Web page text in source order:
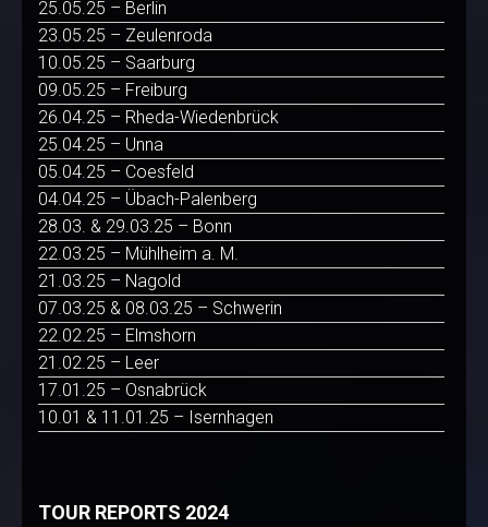
25.05.25 – Berlin
23.05.25 – Zeulenroda
10.05.25 – Saarburg
09.05.25 – Freiburg
26.04.25 – Rheda-Wiedenbrück
25.04.25 – Unna
05.04.25 – Coesfeld
04.04.25 – Übach-Palenberg
28.03. & 29.03.25 – Bonn
22.03.25 – Mühlheim a. M.
21.03.25 – Nagold
07.03.25 & 08.03.25 – Schwerin
22.02.25 – Elmshorn
21.02.25 – Leer
17.01.25 – Osnabrück
10.01 & 11.01.25 – Isernhagen
TOUR REPORTS 2024